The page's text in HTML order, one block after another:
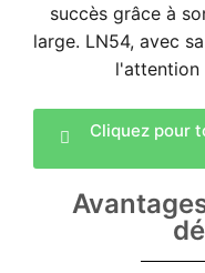
succès grâce à
large. LN54, avec
l'attention
Cliquez pour